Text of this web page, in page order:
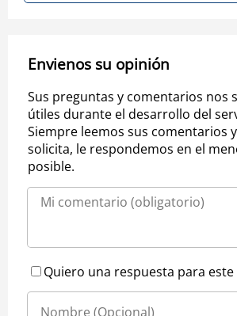
Envienos su opinión
Sus preguntas y comentarios nos
útiles durante el desarrollo del
Siempre leemos sus comentarios
solicita, le respondemos en el
posible.
Quiero una respuesta para